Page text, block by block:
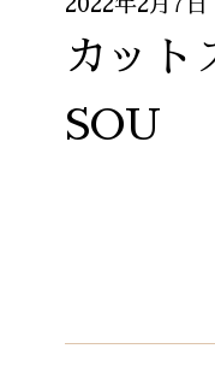
2022年2月7日
カッ
SOU